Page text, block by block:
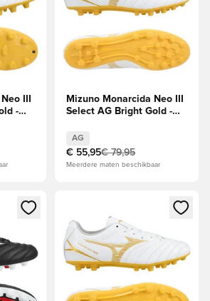
III
-
Mizuno Monarcida Neo III
Select AG Bright Gold -
AG
€ 55,95€ 79,95
Meerdere maten beschikbaar
om in te loggen of je aan te melden als
Opent een venster om in te